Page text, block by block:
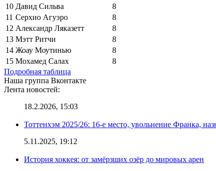
10 Давид Сильва
8
11 Серхио Агуэро
8
12 Александр Ляказетт
8
13 Мэтт Ритчи
8
14 Жоау Моутинью
8
15 Мохамед Салах
8
Подробная таблица
Наша группа Вконтакте
Лента новостей:
18.2.2026, 15:03
Тоттенхэм 2025/26: 16-е место, увольнение Франка,
5.11.2025, 19:12
История хоккея: от замёрзших озёр до мировых арен